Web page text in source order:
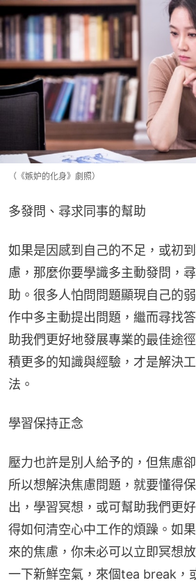
（《嫉妒的化身》劇照）
多發問、尋求同事的幫助
如果是因感到自己的不足，或初
慮，那麼你要學識多主動發問，
助。很多人怕問問題顯現自己的
作中多主動提出問題，繼而尋找
助我們更好地發展專業的最佳途
積更多的知識與經驗，才是解決
法。
學習保持正念
壓力也許是別人給予的，但焦慮
所以想解決焦慮問題，就要懂得
出，學習冥想，或可幫助我們更
得如何清空心中工作的煩躁。如
來的焦慮，你未必可以立即冥想
一下新鮮空氣，來個tea break，